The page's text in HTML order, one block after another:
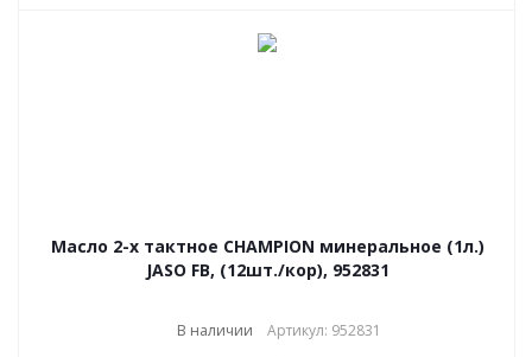
Масло 2-х тактное CHAMPION минеральное (1л.)
JASO FB, (12шт./кор), 952831
В наличии Артикул: 952831